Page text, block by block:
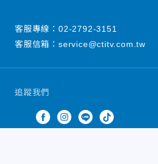
追蹤我們
客服專線： 02-2792-3151
客服信箱： service@ctitv.com.tw